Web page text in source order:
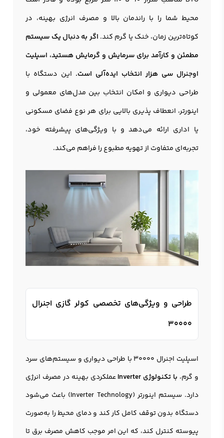
محیط شما را با راندمان بالا و مصرف انرژی بهینه، در
کوتاه‌ترین زمان، خنک یا گرم کند. اگر به دنبال یک سیستم
مطمئن و کارآمد برای سرمایش و گرمایش هستید، اسپلیت
اوجنرال سی هزار انتخاب ایده‌آلی است. این دستگاه با
طراحی دیواری و امکان انتخاب بین مدل‌های معمولی و
اینورتر، انعطاف پذیری بالایی برای هر نوع فضای مسکونی
یا اداری ارائه می‌دهد و با ویژگی‌های پیشرفته خود،
تجربه‌ای متفاوت از تهویه مطبوع را فراهم می‌کند.
طراحی و ویژگی‌های تخصصی کولر گازی اجنرال
۳۰۰۰۰
اسپلیت اجنرال ۳۰۰۰۰ با طراحی دیواری و سیستم‌های سرد
و گرم، با تکنولوژی Inverter
عملکردی بهینه در مصرف انرژی
دارد. سیستم اینورتر (Inverter Technology) باعث می‌شود
دستگاه بدون توقف کامل کار کند و دمای محیط را به‌صورت
پیوسته کنترل کند، که این امر موجب کاهش مصرف برق تا